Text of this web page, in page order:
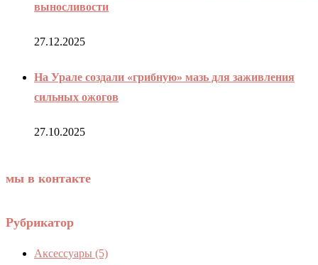
выносливости
27.12.2025
На Урале создали «грибную» мазь для заживления
сильных ожогов
27.10.2025
мы в контакте
Рубрикатор
Аксессуары (5)